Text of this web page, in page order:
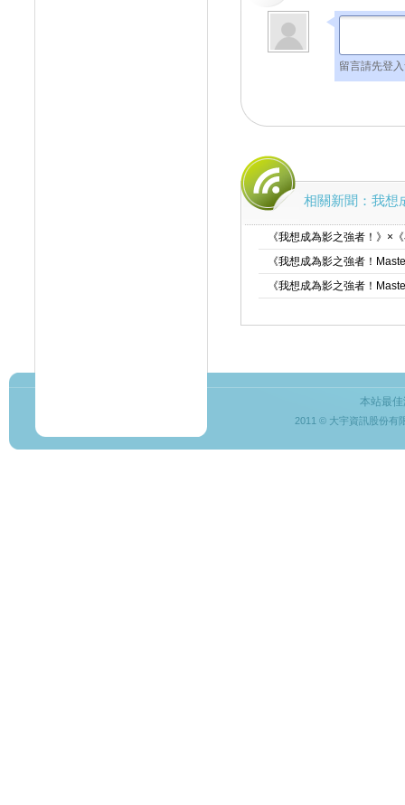
留言請先登
相關新聞：我想
《我想成為影之強者！》×
《我想成為影之強者！
《我想成為影之強者！
本站最
2011 © 大宇資訊股份有